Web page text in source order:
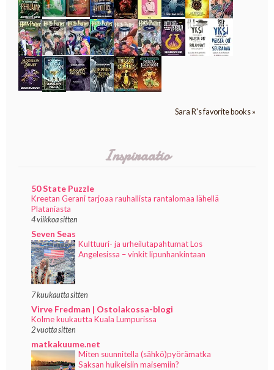
Sara R's favorite books »
Inspiraatio
50 State Puzzle
Kreetan Gerani tarjoaa rauhallista rantalomaa lähellä
Plataniasta
4 viikkoa sitten
Seven Seas
Kulttuuri- ja urheilutapahtumat Los
Angelesissa – vinkit lipunhankintaan
7 kuukautta sitten
Virve Fredman | Ostolakossa-blogi
Kolme kuukautta Kuala Lumpurissa
2 vuotta sitten
matkakuume.net
Miten suunnitella (sähkö)pyörämatka
Saksan huikeisiin maisemiin?